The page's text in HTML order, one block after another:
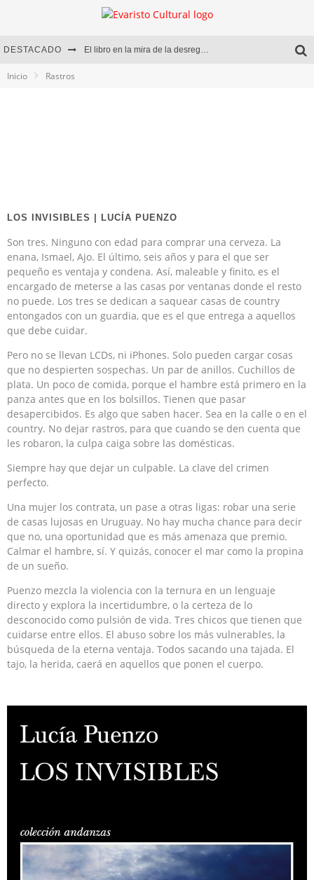
DESTACADO El libro en la mira de la desregulación
Inicio Rastros
LOS INVISIBLES | LUCÍA PUENZO
Son tres. Ninguno con edad para comprar una cerveza. La
enana, Ismael, Ajo. El último, seis años y para el que ser
pequeño es ventaja y condena. Así, maleable y finito, es el
encargado de meterse a las casas por ventanas donde el resto
no puede. Los tres se dedican a saquear casas de country
entongados con un guardia, que es el que entrega a aquellos
que debe cuidar.
Pero no se llevan LCDs, ni iPhones. Solo pueden cargar cosas
que no despierten sospechas. Un par de anillos. Cuchillos de
plata. Un poco de comida, porque el hambre está primero en la
panza antes que en los bolsillos. Tienen que pasar
desapercibidos. Es algo que saben hacer. Sea en la calle o en el
country. No dejar rastros, para que cuando se den cuenta que
les robaron, la culpa caiga sobre las domésticas.
Siempre hay que dejar un culpable. La clave del crimen
perfecto.
Una mujer los contrata, un pase a otras ligas: robar una serie
de casas lujosas en Uruguay. No hay mucha chance para decir
que no, una oportunidad que es más amenaza que premio.
Calmar el hambre, sí. Y quizás, conocer el mar como la propina
de un sueño.
Puenzo mezcla la violencia con la ternura en un lenguaje
directo y explora la incertidumbre, o la certeza de lo
desconocido como pulsión de vida. Tres chicos que tienen que
cuidarse entre ellos. El abuso sobre los más vulnerables, la
búsqueda de la eterna ventaja. Todos sacando una tajada. El
tajo, la herida, caerá en aquellos que ponen el cuerpo.